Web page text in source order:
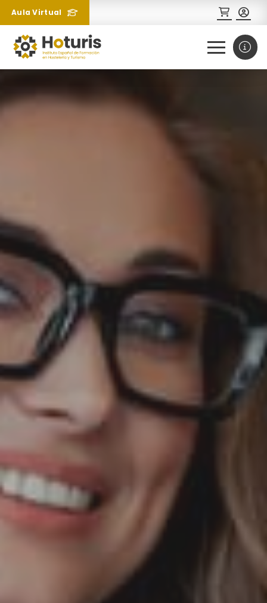
Aula Virtual
¿Necesitas más información